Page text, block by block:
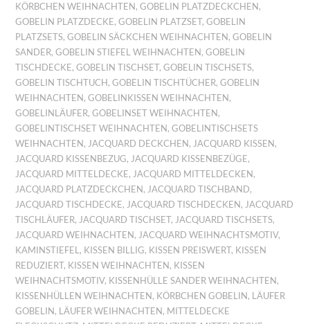
KÖRBCHEN WEIHNACHTEN,GOBELIN PLATZDECKCHEN,
GOBELIN PLATZDECKE,GOBELIN PLATZSET,GOBELIN
PLATZSETS,GOBELIN SÄCKCHEN WEIHNACHTEN,GOBELIN
SANDER,GOBELIN STIEFEL WEIHNACHTEN,GOBELIN
TISCHDECKE,GOBELIN TISCHSET,GOBELIN TISCHSETS,
GOBELIN TISCHTUCH,GOBELIN TISCHTÜCHER,GOBELIN
WEIHNACHTEN,GOBELINKISSEN WEIHNACHTEN,
GOBELINLÄUFER,GOBELINSET WEIHNACHTEN,
GOBELINTISCHSET WEIHNACHTEN,GOBELINTISCHSETS
WEIHNACHTEN, JACQUARD DECKCHEN, JACQUARD KISSEN,
JACQUARD KISSENBEZUG, JACQUARD KISSENBEZÜGE,
JACQUARD MITTELDECKE, JACQUARD MITTELDECKEN,
JACQUARD PLATZDECKCHEN, JACQUARD TISCHBAND,
JACQUARD TISCHDECKE, JACQUARD TISCHDECKEN, JACQUARD
TISCHLÄUFER, JACQUARD TISCHSET, JACQUARD TISCHSETS,
JACQUARD WEIHNACHTEN, JACQUARD WEIHNACHTSMOTIV,
KAMINSTIEFEL , KISSEN BILLIG, KISSEN PREISWERT, KISSEN
REDUZIERT, KISSEN WEIHNACHTEN, KISSEN
WEIHNACHTSMOTIV, KISSENHÜLLE SANDER WEIHNACHTEN,
KISSENHÜLLEN WEIHNACHTEN, KÖRBCHEN GOBELIN, LÄUFER
GOBELIN, LÄUFER WEIHNACHTEN, MITTELDECKE